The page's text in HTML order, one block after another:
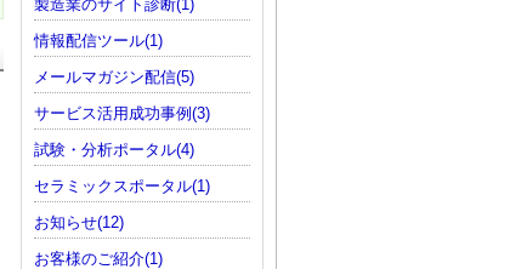
製造業のサイト診断(1)
情報配信ツール(1)
メールマガジン配信(5)
サービス活用成功事例(3)
試験・分析ポータル(4)
セラミックスポータル(1)
お知らせ(12)
お客様のご紹介(1)